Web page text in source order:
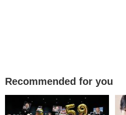
Recommended for you